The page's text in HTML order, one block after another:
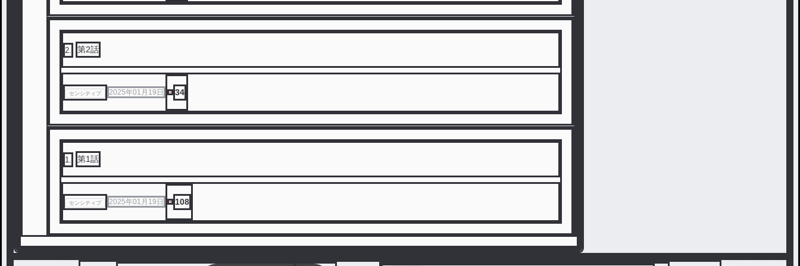
2 第2話
センシティブ 2025年01月19日 34
1 第1話
センシティブ 2025年01月19日 108